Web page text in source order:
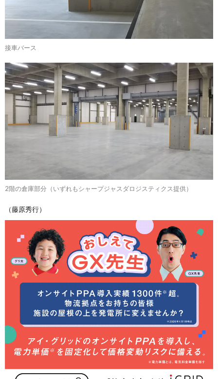
接車バース
2階の倉庫部分（いずれもシャープジャスダロジスティクス提供）
（藤原秀行）